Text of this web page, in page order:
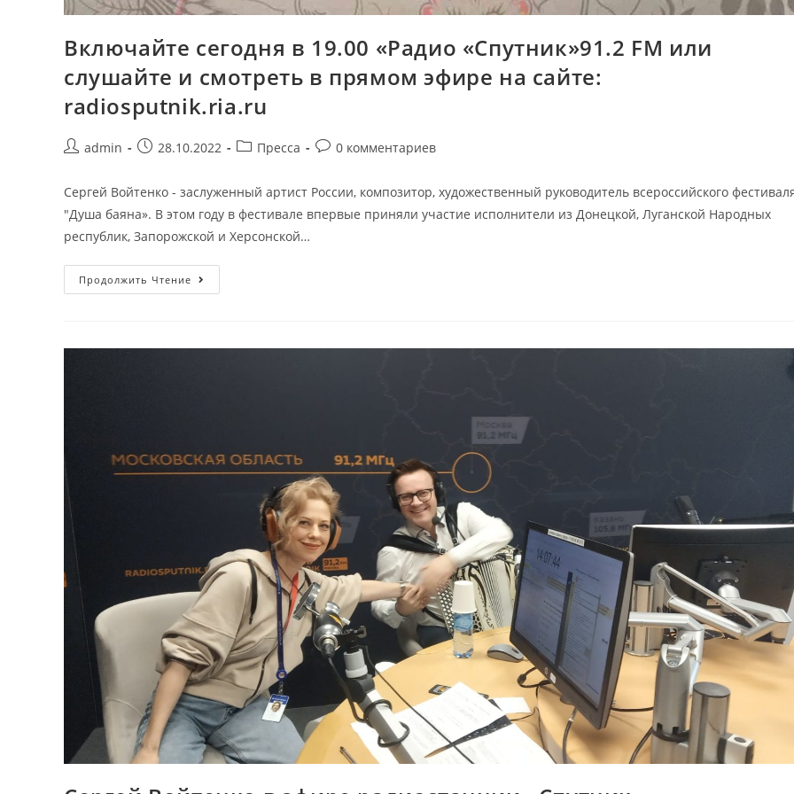
Включайте сегодня в 19.00 «Радио «Спутник»91.2 FM или
слушайте и смотреть в прямом эфире на сайте:
radiosputnik.ria.ru
admin 28.10.2022 Пресса 0 комментариев
Сергей Войтенко - заслуженный артист России, композитор, художественный руководитель всероссийского
"Душа баяна». В этом году в фестивале впервые приняли участие исполнители из Донецкой, Луганской Народных
республик, Запорожской и Херсонской…
Продолжить Чтение